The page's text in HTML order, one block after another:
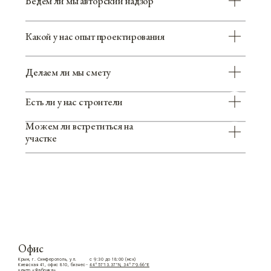
Офис
Крым, г. Симферополь, ул.
Киевская 41, офис 810, бизнес-
с 9:30 до 18:00 (мск)
44°57'13.37''N, 34°7'9.66''E